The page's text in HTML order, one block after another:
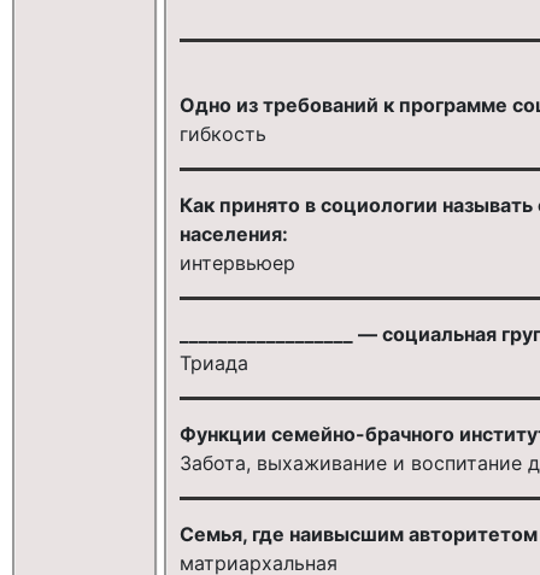
Одно из требований к программе
гибкость
Как принято в социологии
населения:
интервьюер
__________________ — социальная
Триада
Функции семейно-брачного
Забота, выхаживание и воспитание
Семья, где наивысшим
матриархальная